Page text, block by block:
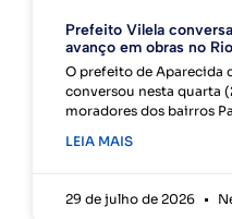
Prefeito Vilela
avanço em obras no
O prefeito de Aparecida
conversou nesta quarta
moradores dos bairros
LEIA MAIS
29 de julho de 2026